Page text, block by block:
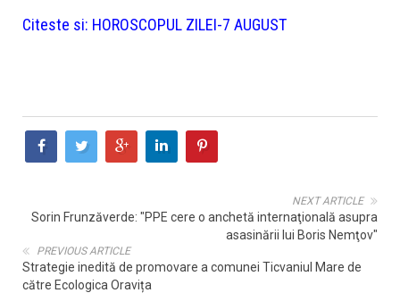
Citeste si: HOROSCOPUL ZILEI-7 AUGUST
NEXT ARTICLE
Sorin Frunzăverde: "PPE cere o anchetă internaţională asupra
asasinării lui Boris Nemţov"
PREVIOUS ARTICLE
Strategie inedită de promovare a comunei Ticvaniul Mare de
către Ecologica Oravița